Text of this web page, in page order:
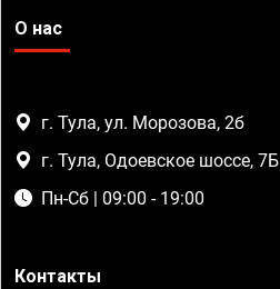
О нас
г. Тула, ул. Морозова, 2б
г. Тула, Одоевское шоссе, 7Б
Пн-Сб | 09:00 - 19:00
Контакты